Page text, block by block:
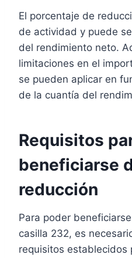
El porcentaje de
de actividad y puede
del rendimiento neto.
limitaciones en el
se pueden aplicar en
de la cuantía del
Requisitos
beneficiarse
reducción
Para poder
casilla 232, es
requisitos establecidos